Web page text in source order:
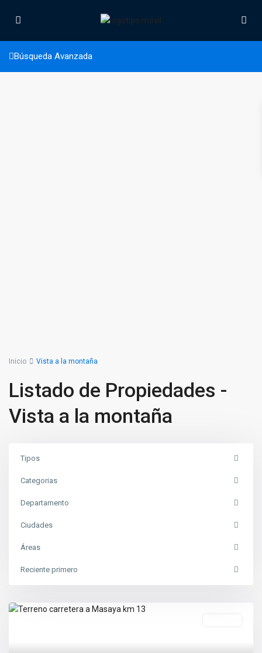
Vista a la montaña
Búsqueda Avanzada
Inicio Vista a la montaña
Listado de Propiedades -
Vista a la montaña
Tipos
Categorias
Departamento
Ciudades
Áreas
Reciente primero